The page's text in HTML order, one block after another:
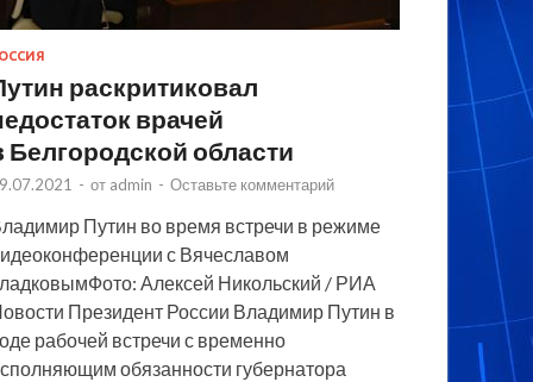
раскритиковал
врачей
Белгородской области
- от admin - Оставьте комментарий
Путин во время встречи в режиме
с Вячеславом
Алексей Никольский / РИА
Президент России Владимир Путин в
рабочей встречи с временно
обязанности губернатора